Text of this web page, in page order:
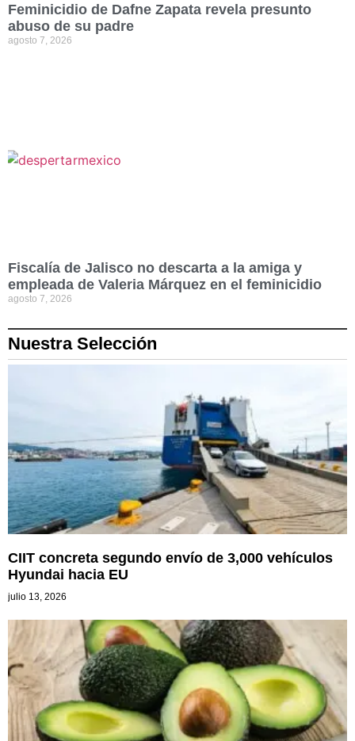
Feminicidio de Dafne Zapata revela presunto
abuso de su padre
agosto 7, 2026
Fiscalía de Jalisco no descarta a la amiga y
empleada de Valeria Márquez en el feminicidio
agosto 7, 2026
Nuestra Selección
CIIT concreta segundo envío de 3,000 vehículos
Hyundai hacia EU
julio 13, 2026